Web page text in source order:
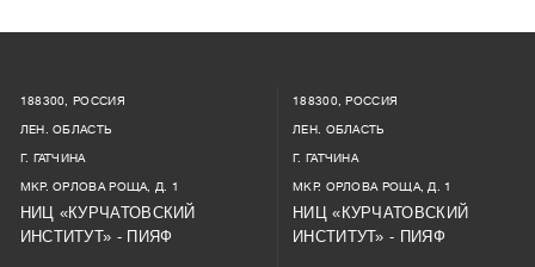
188300, РОССИЯ
ЛЕН. ОБЛАСТЬ
Г. ГАТЧИНА
МКР. ОРЛОВА РОЩА, Д. 1
НИЦ «КУРЧАТОВСКИЙ
ИНСТИТУТ» - ПИЯФ
188300, РОССИЯ
ЛЕН. ОБЛАСТЬ
Г. ГАТЧИНА
МКР. ОРЛОВА РОЩА, Д. 1
НИЦ «КУРЧАТОВСКИЙ
ИНСТИТУТ» - ПИЯФ